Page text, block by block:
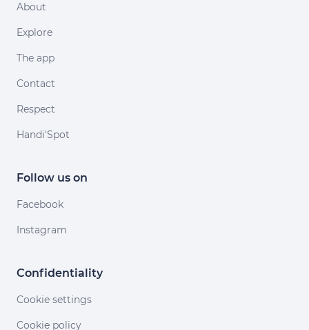
About
Explore
The app
Contact
Respect
Handi'Spot
Follow us on
Facebook
Instagram
Confidentiality
Cookie settings
Cookie policy